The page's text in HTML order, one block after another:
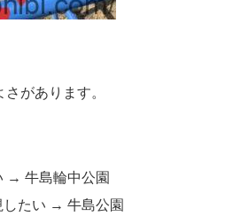
があります。
→ 牛島輪中公園
したい → 牛島公園